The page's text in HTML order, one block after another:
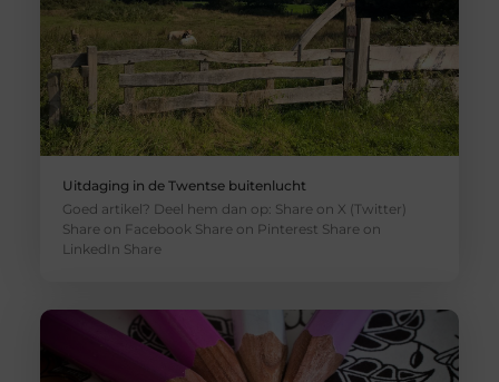
Uitdaging in de Twentse buitenlucht
Goed artikel? Deel hem dan op: Share on X (Twitter)
Share on Facebook Share on Pinterest Share on
LinkedIn Share